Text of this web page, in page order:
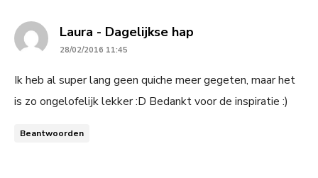
Laura - Dagelijkse hap
28/02/2016 11:45
Ik heb al super lang geen quiche meer gegeten, maar het
is zo ongelofelijk lekker :D Bedankt voor de inspiratie :)
Beantwoorden